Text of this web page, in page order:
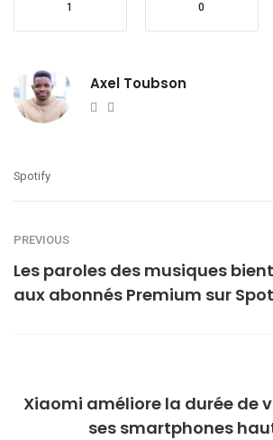
1 0
Axel Toubson
Website
Spotify
PREVIOUS
Les paroles des musiques
aux abonnés Premium sur
Xiaomi améliore la durée de
ses smartphones